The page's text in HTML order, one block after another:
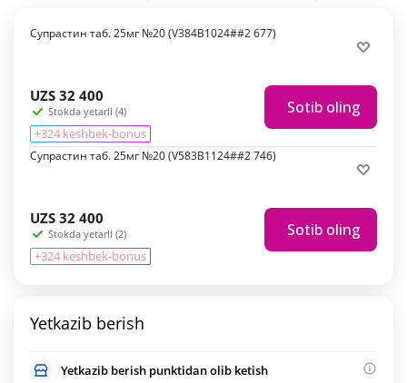
Супрастин таб. 25мг №20 (V384В1024##2 677)
UZS 32 400
Stokda yetarli (4)
+324 keshbek-bonus
Sotib oling
Супрастин таб. 25мг №20 (V583B1124##2 746)
UZS 32 400
Stokda yetarli (2)
+324 keshbek-bonus
Sotib oling
Yetkazib berish
Yetkazib berish punktidan olib ketish